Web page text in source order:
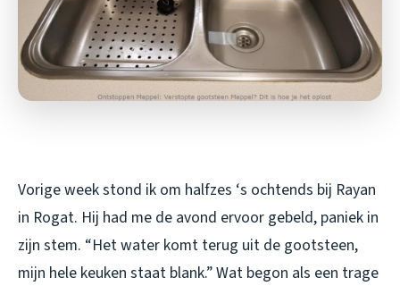
Vorige week stond ik om halfzes ‘s ochtends bij Rayan
in Rogat. Hij had me de avond ervoor gebeld, paniek in
zijn stem. “Het water komt terug uit de gootsteen,
mijn hele keuken staat blank.” Wat begon als een trage